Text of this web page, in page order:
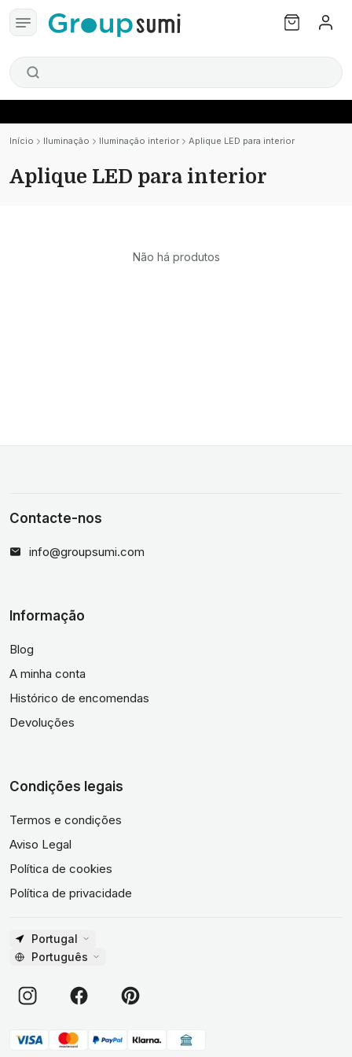
Início Iluminação Iluminação interior Aplique LED para interior
Aplique LED para interior
Não há produtos
Contacte-nos
info@groupsumi.com
Informação
Blog
A minha conta
Histórico de encomendas
Devoluções
Condições legais
Termos e condições
Aviso Legal
Política de cookies
Política de privacidade
Portugal
Português